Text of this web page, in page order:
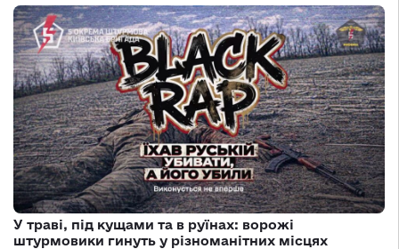
У траві, під кущами та в руїнах: ворожі
штурмовики гинуть у різноманітних місцях